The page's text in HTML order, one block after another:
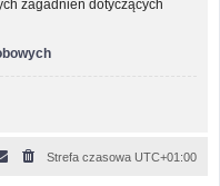
zagadnień dotyczących
Strefa czasowa UTC+01:00